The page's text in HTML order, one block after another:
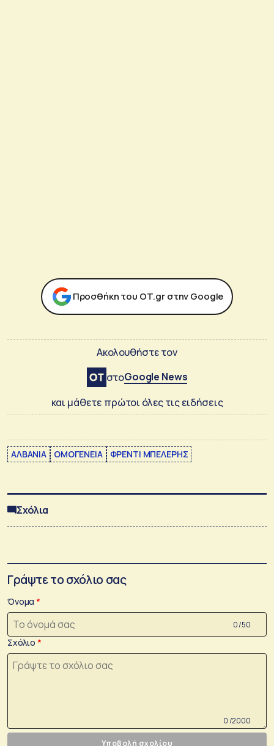
Προσθήκη του ΟΤ.gr στην Google
Ακολουθήστε τον
στοGoogle News
και μάθετε πρώτοι όλες τις ειδήσεις
ΑΛΒΑΝΙΑ ΟΜΟΓΕΝΕΙΑ ΦΡΕΝΤΙ ΜΠΕΛΕΡΗΣ
Σχόλια
Γράψτε το σχόλιο σας
Όνομα
0 /50
Σχόλιο
0 /2000
Υποβολή σχολίου